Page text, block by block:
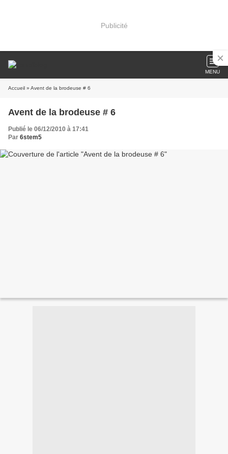
Publicité
MENU
Accueil » Avent de la brodeuse # 6
Avent de la brodeuse # 6
Publié le 06/12/2010 à 17:41
Par 6stem5